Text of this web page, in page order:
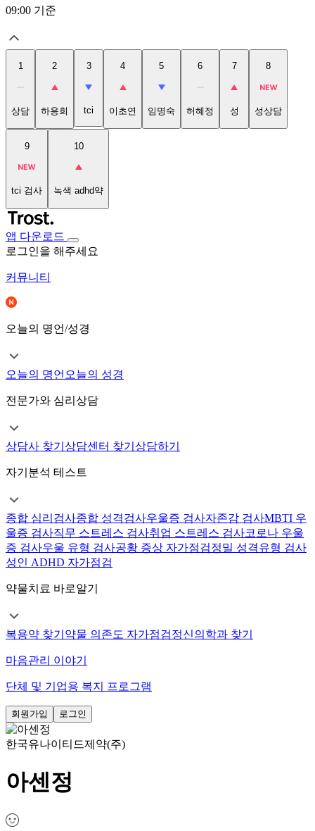
09:00 기준
1
상담
2
하용희
3
tci
4
이초연
5
임명숙
6
허혜정
7
성
8
성상담
9
tci 검사
10
녹색 adhd약
앱 다운로드
로그인을 해주세요
커뮤니티
오늘의 명언/성경
오늘의 명언 오늘의 성경
전문가와 심리상담
상담사 찾기 상담센터 찾기 상담하기
자기분석 테스트
종합 심리검사종합 성격검사우울증 검사자존감 검사MBTI 우
울증 검사직무 스트레스 검사취업 스트레스 검사코로나 우울
증 검사우울 유형 검사공황 증상 자가점검정밀 성격유형 검사
성인 ADHD 자가점검
약물치료 바로알기
복용약 찾기 약물 의존도 자가점검정신의학과 찾기
마음관리 이야기
단체 및 기업용 복지 프로그램
회원가입 로그인
한국유나이티드제약(주)
아센정